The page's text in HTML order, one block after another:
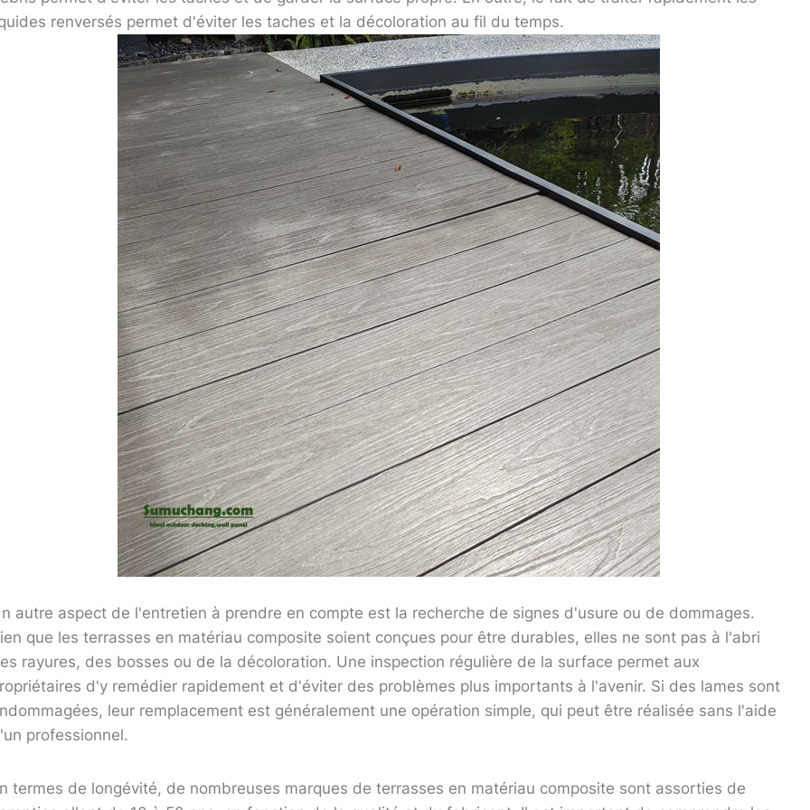
renversés permet d'éviter les taches et la décoloration au fil du temps.
autre aspect de l'entretien à prendre en compte est la recherche de signes d'usure ou de dommages.
que les terrasses en matériau composite soient conçues pour être durables, elles ne sont pas à l'abri
rayures, des bosses ou de la décoloration. Une inspection régulière de la surface permet aux
d'y remédier rapidement et d'éviter des problèmes plus importants à l'avenir. Si des lames sont
leur remplacement est généralement une opération simple, qui peut être réalisée sans l'aide
professionnel.
termes de longévité, de nombreuses marques de terrasses en matériau composite sont assorties de